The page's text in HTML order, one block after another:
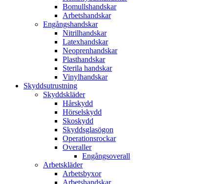
Bomullshandskar
Arbetshandskar
Engångshandskar
Nitrilhandskar
Latexhandskar
Neoprenhandskar
Plasthandskar
Sterila handskar
Vinylhandskar
Skyddsutrustning
Skyddskläder
Hårskydd
Hörselskydd
Skoskydd
Skyddsglasögon
Operationsrockar
Overaller
Engångsoverall
Arbetskläder
Arbetsbyxor